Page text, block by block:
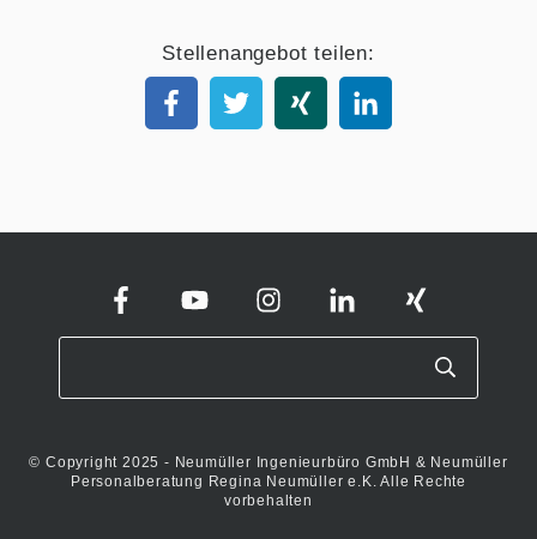
Stellenangebot teilen:
© Copyright 2025 - Neumüller Ingenieurbüro GmbH & Neumüller
Personalberatung Regina Neumüller e.K. Alle Rechte
vorbehalten